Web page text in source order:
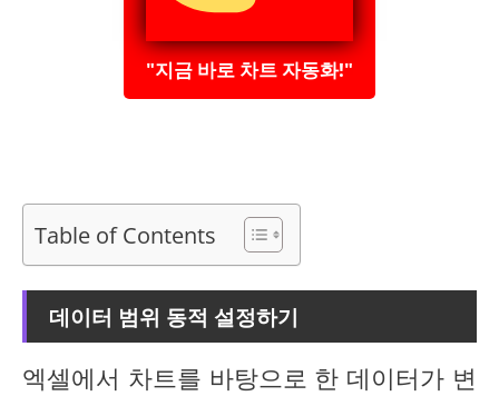
"지금 바로 차트 자동화!"
Table of Contents
데이터 범위 동적 설정하기
엑셀에서 차트를 바탕으로 한 데이터가 변